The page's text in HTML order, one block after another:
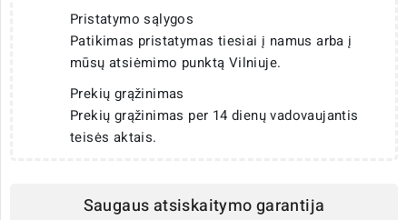
Pristatymo sąlygos
Patikimas pristatymas tiesiai į namus arba į
mūsų atsiėmimo punktą Vilniuje.
Prekių grąžinimas
Prekių grąžinimas per 14 dienų vadovaujantis
teisės aktais.
Saugaus atsiskaitymo garantija